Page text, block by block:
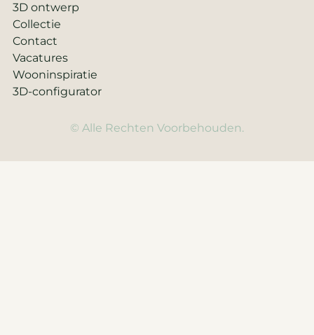
3D ontwerp
Collectie
Contact
Vacatures
Wooninspiratie
3D-configurator
© Alle Rechten Voorbehouden.